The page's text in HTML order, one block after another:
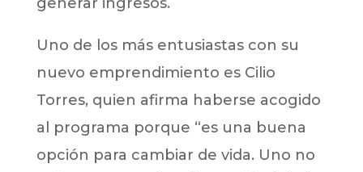
Uno de los más entusiastas con su
nuevo emprendimiento es Cilio
Torres, quien afirma haberse acogido
al programa porque “es una buena
opción para cambiar de vida. Uno no